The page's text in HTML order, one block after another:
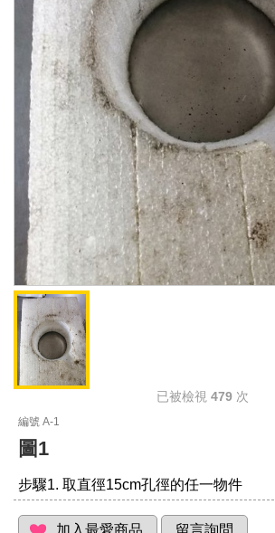
已被檢視 479 次
編號 A-1
圖1
步驟1. 取直徑15cm孔徑的任一物件